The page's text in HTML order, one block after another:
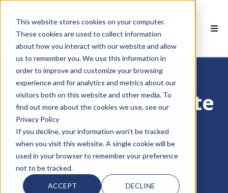
This website stores cookies on your computer.
These cookies are used to collect information
about how you interact with our website and allow
us to remember you. We use this information in
order to improve and customize your browsing
experience and for analytics and metrics about our
visitors both on this website and other media. To
find out more about the cookies we use, see our
Privacy Policy
If you decline, your information won’t be tracked
when you visit this website. A single cookie will be
used in your browser to remember your preference
not to be tracked.
ACCEPT DECLINE
FR
SMARTCLASS
SMARTCLASS?
La solution parfaite
pour les
laboratoires de
langues